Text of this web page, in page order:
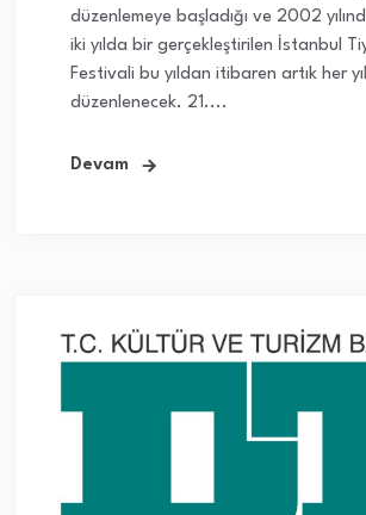
düzenlemeye başladığı ve 2002
iki yılda bir gerçekleştirilen İstanbul
Festivali bu yıldan itibaren artık her yıl
düzenlenecek. 21....
Devam